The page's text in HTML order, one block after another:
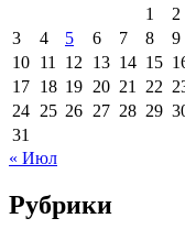
1
2
3
4 5 6 7 8
9
10 11 12 13 14 15
17 18 19 20 21 22
24 25 26 27 28 29
31
« Июл
Рубрики